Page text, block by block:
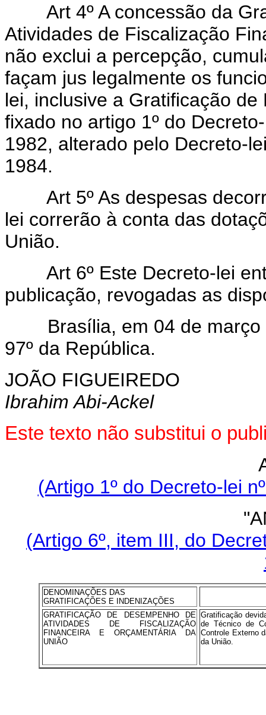
Art 4º A concessão da
Atividades de Fiscalização
não exclui a percepção,
façam jus legalmente os
lei, inclusive a Gratificação
fixado no artigo 1º do
1982, alterado pelo Decreto-
1984.
Art 5º As despesas
lei correrão à conta das
União.
Art 6º Este Decreto-lei
publicação, revogadas as
Brasília, em 04 de março
97º da República.
JOÃO FIGUEIREDO
Ibrahim Abi-Ackel
Este texto não substitui o
(Artigo 1º do Decreto-lei
(Artigo 6º, item III, do
DENOMINAÇÕES DAS
GRATIFICAÇÕES E INDENIZAÇÕES
GRATIFICAÇÃO DE DESEMPENHO DE
ATIVIDADES DE FISCALIZAÇÃO
FINANCEIRA E ORÇAMENTÁRIA DA
UNIÃO
Gratificação
de Técnico de
Controle Externo
da União.